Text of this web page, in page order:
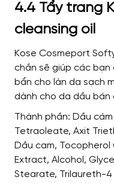
4.4 Tẩy trang
cleansing oil
Kose Cosmeport
chắn sẽ giúp các bạn
bẩn cho làn da sạch
dành cho da dầu bán
Thành phần: Dầu
Tetraoleate, Axit
Dầu cam, Tocopherol
Extract, Alcohol,
Stearate, Trilaureth-4